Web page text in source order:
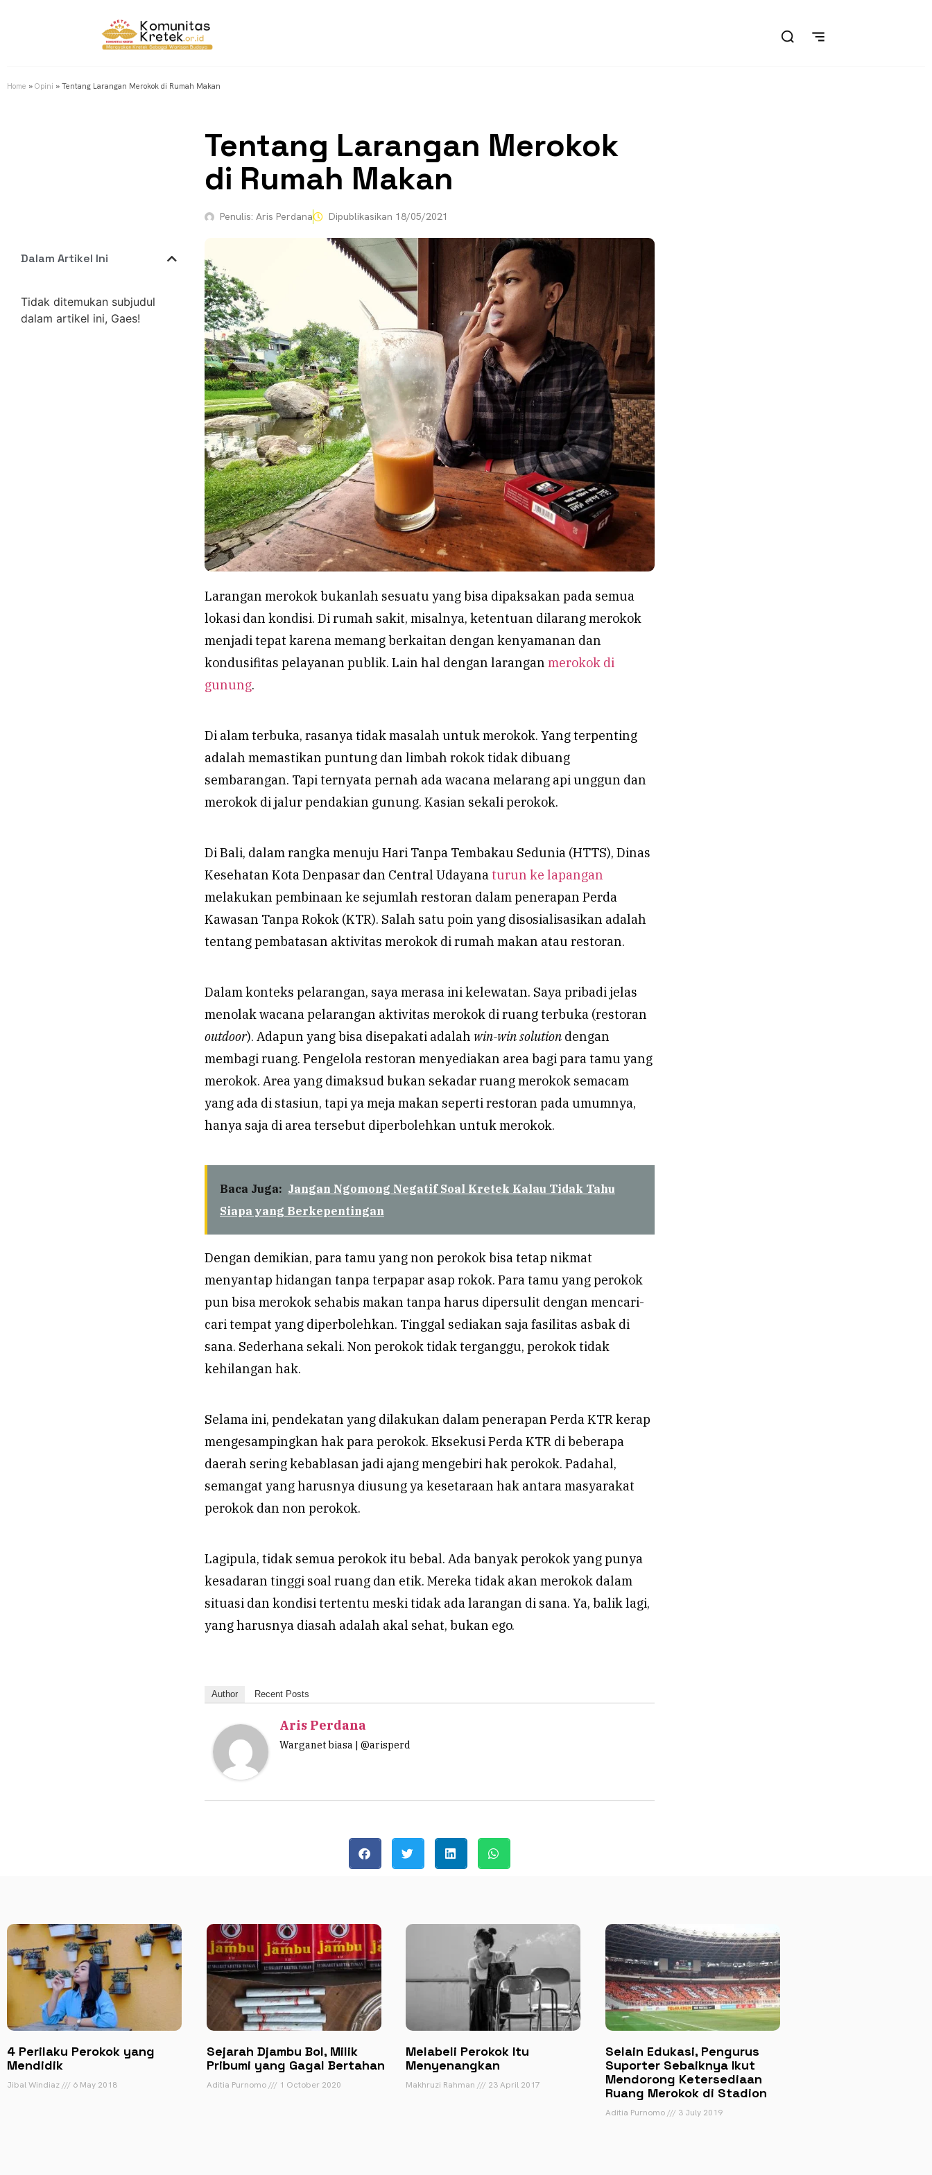
Home » Opini » Tentang Larangan Merokok di Rumah Makan
Tentang Larangan Merokok
di Rumah Makan
Penulis: Aris Perdana Dipublikasikan 18/05/2021
Dalam Artikel Ini
Tidak ditemukan subjudul
dalam artikel ini, Gaes!
Larangan merokok bukanlah sesuatu yang bisa dipaksakan pada semua
lokasi dan kondisi. Di rumah sakit, misalnya, ketentuan dilarang merokok
menjadi tepat karena memang berkaitan dengan kenyamanan dan
kondusifitas pelayanan publik. Lain hal dengan larangan merokok di
gunung.
Di alam terbuka, rasanya tidak masalah untuk merokok. Yang terpenting
adalah memastikan puntung dan limbah rokok tidak dibuang
sembarangan. Tapi ternyata pernah ada wacana melarang api unggun dan
merokok di jalur pendakian gunung. Kasian sekali perokok.
Di Bali, dalam rangka menuju Hari Tanpa Tembakau Sedunia (HTTS), Dinas
Kesehatan Kota Denpasar dan Central Udayanaturun ke lapangan
melakukan pembinaan ke sejumlah restoran dalam penerapan Perda
Kawasan Tanpa Rokok (KTR). Salah satu poin yang disosialisasikan adalah
tentang pembatasan aktivitas merokok di rumah makan atau restoran.
Dalam konteks pelarangan, saya merasa ini kelewatan. Saya pribadi jelas
menolak wacana pelarangan aktivitas merokok di ruang terbuka (restoran
outdoor). Adapun yang bisa disepakati adalah win-win solution dengan
membagi ruang. Pengelola restoran menyediakan area bagi para tamu yang
merokok. Area yang dimaksud bukan sekadar ruang merokok semacam
yang ada di stasiun, tapi ya meja makan seperti restoran pada umumnya,
hanya saja di area tersebut diperbolehkan untuk merokok.
Baca Juga: Jangan Ngomong Negatif Soal Kretek Kalau Tidak Tahu
Siapa yang Berkepentingan
Dengan demikian, para tamu yang non perokok bisa tetap nikmat
menyantap hidangan tanpa terpapar asap rokok. Para tamu yang perokok
pun bisa merokok sehabis makan tanpa harus dipersulit dengan mencari-
cari tempat yang diperbolehkan. Tinggal sediakan saja fasilitas asbak di
sana. Sederhana sekali. Non perokok tidak terganggu, perokok tidak
kehilangan hak.
Selama ini, pendekatan yang dilakukan dalam penerapan Perda KTR kerap
mengesampingkan hak para perokok. Eksekusi Perda KTR di beberapa
daerah sering kebablasan jadi ajang mengebiri hak perokok. Padahal,
semangat yang harusnya diusung ya kesetaraan hak antara masyarakat
perokok dan non perokok.
Lagipula, tidak semua perokok itu bebal. Ada banyak perokok yang punya
kesadaran tinggi soal ruang dan etik. Mereka tidak akan merokok dalam
situasi dan kondisi tertentu meski tidak ada larangan di sana. Ya, balik lagi,
yang harusnya diasah adalah akal sehat, bukan ego.
Author Recent Posts
Aris Perdana
Warganet biasa | @arisperd
4 Perilaku Perokok yang
Mendidik
Jibal Windiaz 6 May 2018
Sejarah Djambu Bol, Milik
Pribumi yang Gagal Bertahan
Aditia Purnomo 1 October 2020
Melabeli Perokok Itu
Menyenangkan
Makhruzi Rahman 23 April 2017
Selain Edukasi, Pengurus
Suporter Sebaiknya Ikut
Mendorong Ketersediaan
Ruang Merokok di Stadion
Aditia Purnomo 3 July 2019